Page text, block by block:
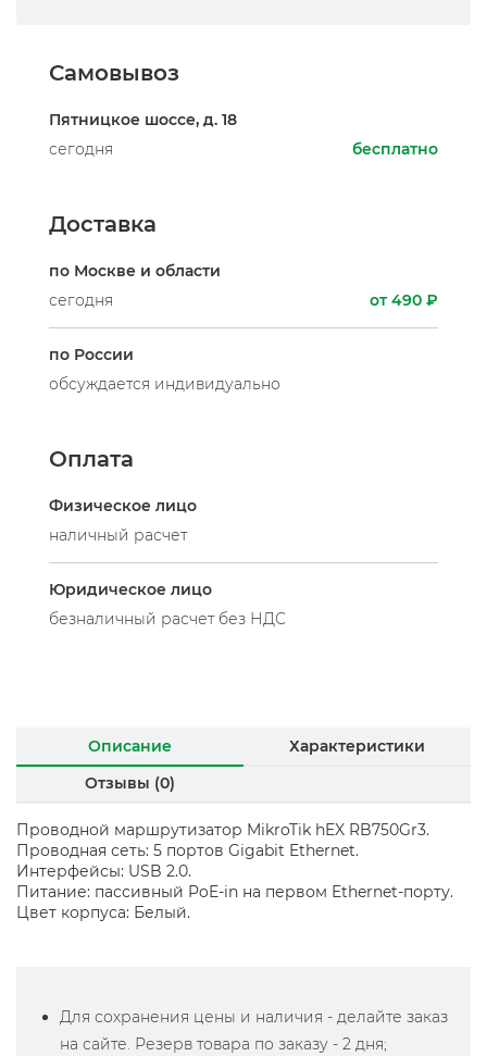
Самовывоз
Пятницкое шоссе, д. 18
сегодня
бесплатно
Доставка
по Москве и области
сегодня
от 490 ₽
по России
обсуждается индивидуально
Оплата
Физическое лицо
наличный расчет
Юридическое лицо
безналичный расчет без НДС
Описание
Характеристики
Отзывы (0)
Проводной маршрутизатор MikroTik hEX RB750Gr3.
Проводная сеть: 5 портов Gigabit Ethernet.
Интерфейсы: USB 2.0.
Питание: пассивный PoE-in на первом Ethernet-порту.
Цвет корпуса: Белый.
Для сохранения цены и наличия - делайте заказ
на сайте. Резерв товара по заказу - 2 дня;